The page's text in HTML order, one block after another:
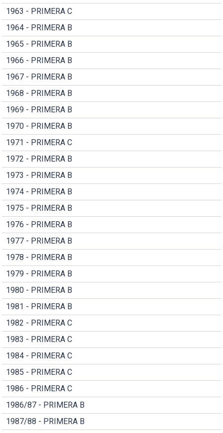
1963 - PRIMERA C
1964 - PRIMERA B
1965 - PRIMERA B
1966 - PRIMERA B
1967 - PRIMERA B
1968 - PRIMERA B
1969 - PRIMERA B
1970 - PRIMERA B
1971 - PRIMERA C
1972 - PRIMERA B
1973 - PRIMERA B
1974 - PRIMERA B
1975 - PRIMERA B
1976 - PRIMERA B
1977 - PRIMERA B
1978 - PRIMERA B
1979 - PRIMERA B
1980 - PRIMERA B
1981 - PRIMERA B
1982 - PRIMERA C
1983 - PRIMERA C
1984 - PRIMERA C
1985 - PRIMERA C
1986 - PRIMERA C
1986/87 - PRIMERA B
1987/88 - PRIMERA B